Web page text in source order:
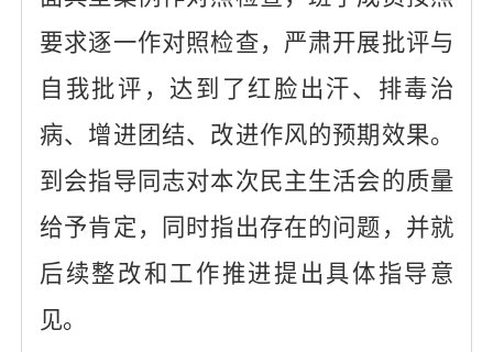
要求逐一作对照检查，严肃开展批评与
自我批评，达到了红脸出汗、排毒治
病、增进团结、改进作风的预期效果。
到会指导同志对本次民主生活会的质量
给予肯定，同时指出存在的问题，并就
后续整改和工作推进提出具体指导意
见。